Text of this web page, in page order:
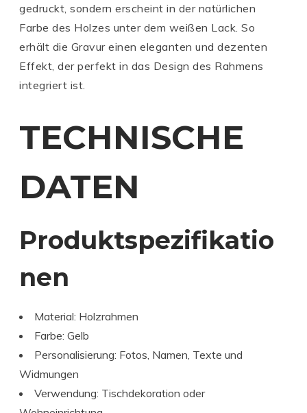
gedruckt, sondern erscheint in der natürlichen
Farbe des Holzes unter dem weißen Lack. So
erhält die Gravur einen eleganten und dezenten
Effekt, der perfekt in das Design des Rahmens
integriert ist.
TECHNISCHE
DATEN
Produktspezifikatio
nen
Material: Holzrahmen
Farbe: Gelb
Personalisierung: Fotos, Namen, Texte und
Widmungen
Verwendung: Tischdekoration oder